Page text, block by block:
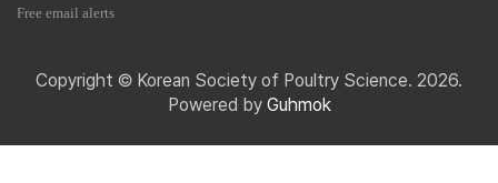
Free email alerts
Copyright © Korean Society of Poultry Science. 2026.
Powered by Guhmok